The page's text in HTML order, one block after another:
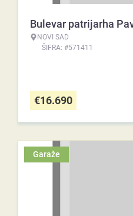
Bulevar patrijarha
NOVI SAD
ŠIFRA: #571411
€16.690
Garaže